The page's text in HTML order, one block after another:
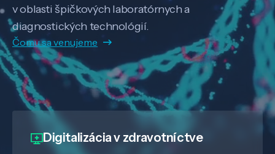
v oblasti špičkových laboratórnych a
diagnostických technológií.
Čomu sa venujeme
Digitalizáciav zdravotníctve